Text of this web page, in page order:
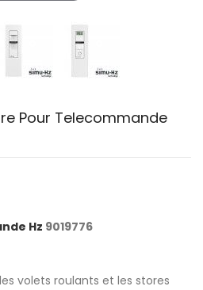
Pour Telecommande
Hz 9019776
volets roulants et les stores